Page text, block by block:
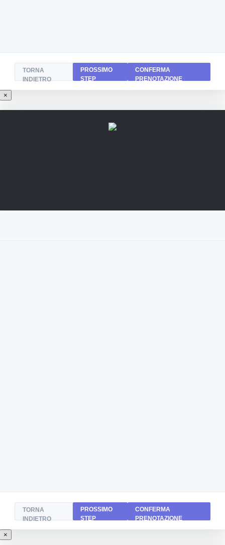
TORNA
INDIETRO
PROSSIMO
STEP
CONFERMA
PRENOTAZIONE
×
TORNA
INDIETRO
PROSSIMO
STEP
CONFERMA
PRENOTAZIONE
×